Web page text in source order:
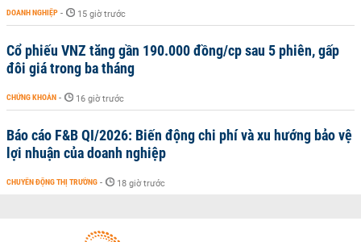
DOANH NGHIỆP - 15 giờ trước
Cổ phiếu VNZ tăng gần 190.000 đồng/cp sau 5 phiên, gấp
đôi giá trong ba tháng
CHỨNG KHOÁN - 16 giờ trước
Báo cáo F&B QI/2026: Biến động chi phí và xu hướng bảo vệ
lợi nhuận của doanh nghiệp
CHUYỂN ĐỘNG THỊ TRƯỜNG - 18 giờ trước